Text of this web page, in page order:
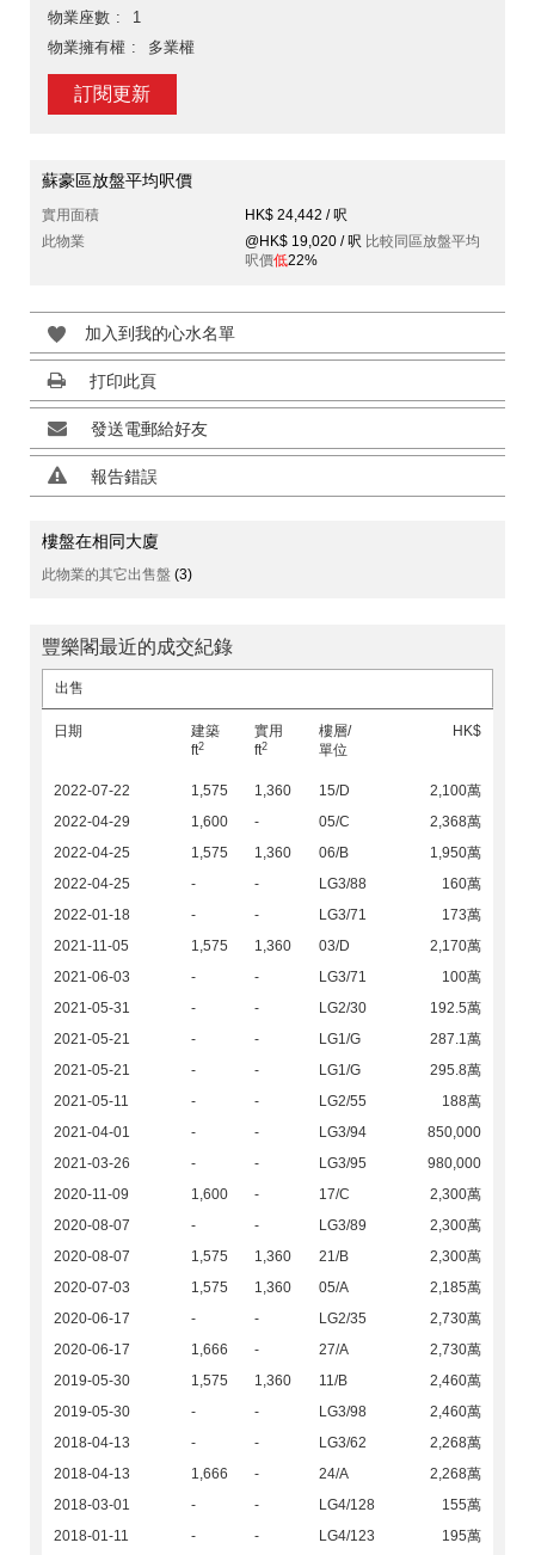
物業座數
1
物業擁有權
多業權
訂閱更新
蘇豪區放盤平均呎價
實用面積
HK$ 24,442 / 呎
此物業
@HK$ 19,020 / 呎 比較同區放盤平均
呎價低22%
加入到我的心水名單
打印此頁
發送電郵給好友
報告錯誤
樓盤在相同大廈
此物業的其它出售盤 (3)
豐樂閣最近的成交紀錄
出售
日期
建築
ft2
實用
ft2
樓層/
單位
HK$
2022-07-22 1,575 1,360 15/D
2,100萬
2022-04-29
1,600 - 05/C
2,368萬
2022-04-25
1,575 1,360 06/B
1,950萬
2022-04-25
- - LG3/88
160萬
2022-01-18
- - LG3/71
173萬
2021-11-05
1,575 1,360 03/D
2,170萬
2021-06-03
- - LG3/71
100萬
2021-05-31
- - LG2/30
192.5萬
2021-05-21
- - LG1/G
287.1萬
2021-05-21
- - LG1/G
295.8萬
2021-05-11
- - LG2/55
188萬
2021-04-01
- - LG3/94
850,000
2021-03-26
- - LG3/95
980,000
2020-11-09
1,600 - 17/C
2,300萬
2020-08-07
- - LG3/89
2,300萬
2020-08-07
1,575 1,360 21/B
2,300萬
2020-07-03
1,575 1,360 05/A
2,185萬
2020-06-17
- - LG2/35
2,730萬
2020-06-17
1,666 - 27/A
2,730萬
2019-05-30
1,575 1,360 11/B
2,460萬
2019-05-30
- - LG3/98
2,460萬
2018-04-13
- - LG3/62
2,268萬
2018-04-13
1,666 - 24/A
2,268萬
2018-03-01
- - LG4/128
155萬
2018-01-11
- - LG4/123 195萬